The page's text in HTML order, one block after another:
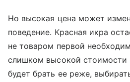
Но высокая цена может
поведение. Красная икра
не товаром первой
слишком высокой стоимости
будет брать ее реже,